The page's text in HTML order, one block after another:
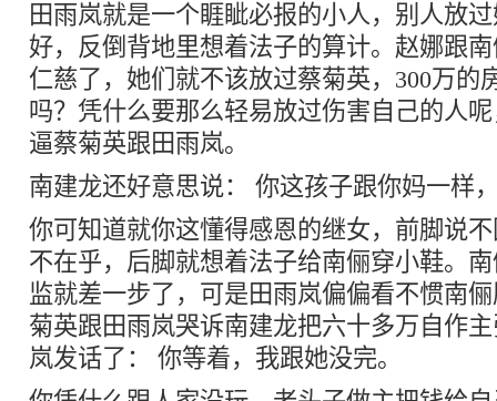
田雨岚就是一个睚眦必报的小人，别人放
好，反倒背地里想着法子的算计。赵娜跟
仁慈了，她们就不该放过蔡菊英，300万的
吗？凭什么要那么轻易放过伤害自己的人
逼蔡菊英跟田雨岚。
南建龙还好意思说： 你这孩子跟你妈一样
你可知道就你这懂得感恩的继女，前脚说
不在乎，后脚就想着法子给南俪穿小鞋。
监就差一步了，可是田雨岚偏偏看不惯南
菊英跟田雨岚哭诉南建龙把六十多万自作
岚发话了： 你等着，我跟她没完。